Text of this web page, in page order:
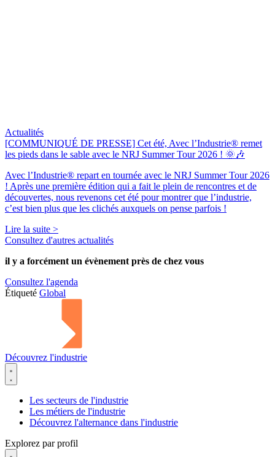
Actualités
[COMMUNIQUÉ DE PRESSE] Cet été, Avec l’Industrie® remet
les pieds dans le sable avec le NRJ Summer Tour 2026 ! 🌞🎶
Avec l’Industrie® repart en tournée avec le NRJ Summer Tour 2026
! Après une première édition qui a fait le plein de rencontres et de
découvertes, nous revenons cet été pour montrer que l’industrie,
c’est bien plus que les clichés auxquels on pense parfois !
Lire la suite >
Consultez d'autres actualités
il y a forcément un évènement près de chez vous
Consultez l'agenda
Étiqueté Global
Découvrez l'industrie
Les secteurs de l'industrie
Les métiers de l'industrie
Découvrez l'alternance dans l'industrie
Explorez par profil